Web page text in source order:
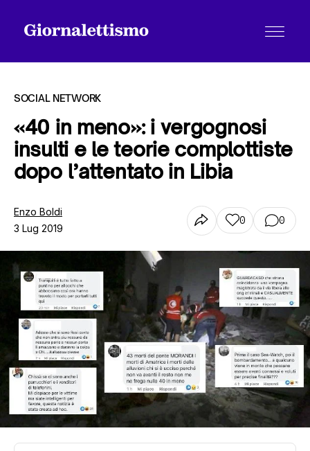
Tutti gli articoli
Chi siamo
Contatti
SOCIAL NETWORK
«40 in meno»: i vergognosi
insulti e le teorie complottiste
dopo l’attentato in Libia
Enzo Boldi
3 Lug 2019
0 0